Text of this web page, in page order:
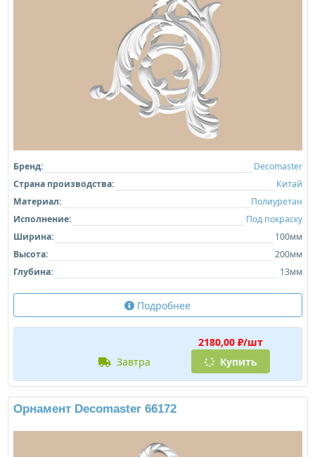
Бренд:
Decomaster
Страна производства:
Китай
Материал:
Полиуретан
Исполнение:
Под покраску
Ширина:
100мм
Высота:
200мм
Глубина:
13мм
Подробнее
2180,00 ₽/шт
завтра
Купить
Орнамент Decomaster 66172